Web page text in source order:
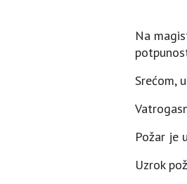
Na
Srećom,
Požar je
Uzrok